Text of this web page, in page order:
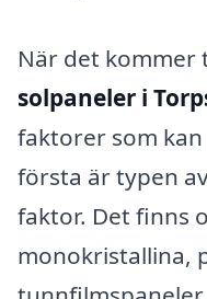
När det kommer
solpaneler i
faktorer som
första är typen
faktor. Det finns
monokristallina,